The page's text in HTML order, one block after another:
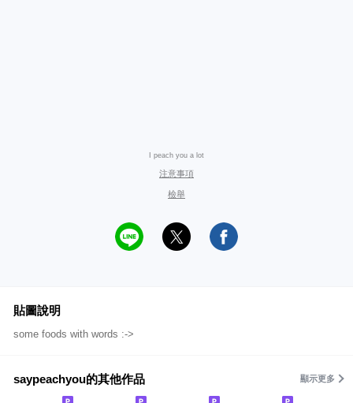
I peach you a lot
注意事項
檢舉
貼圖說明
some foods with words :->
saypeachyou的其他作品 顯示更多